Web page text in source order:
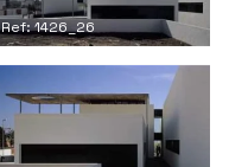
Ref: 1426_26